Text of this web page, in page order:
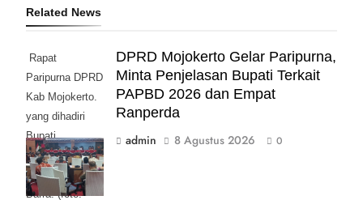
Related News
Rapat
Paripurna DPRD
Kab Mojokerto.
yang dihadiri
Bupati
Mojokerto
Muhamad Al
Barra. (foto:
DPRD Mojokerto Gelar Paripurna,
Minta Penjelasan Bupati Terkait
PAPBD 2026 dan Empat
Ranperda
admin
8 Agustus 2026 0